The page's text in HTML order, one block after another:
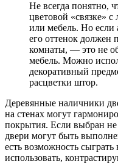
Не всегда понятно,
цветовой «связке»
или мебель. Но если
его оттенок должен
комнаты, — это не
мебель. Можно
декоративный
расцветки штор.
Деревянные наличники
на стенах могут
покрытия. Если выбран не
двери могут быть
есть возможность сыграть
использовать,